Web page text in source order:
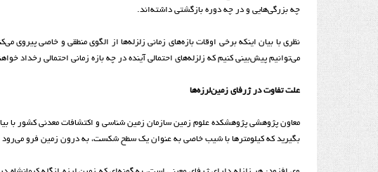
چه بزرگی‌هایی و در چه دوره بازگشتی داشته‌اند.
نظری با بیان اینکه برخی اوقات بازه‌های زمانی زلزله‌ها از الگوی منطقی و خاصی پیروی
می‌توانیم پیش‌بینی کنیم که زلزله‌های احتمالی آینده در چه بازه زمانی احتمالی رخداد
علت تفاوت در ژرفای زمین‌لرزه‌ها
معاون پژوهشی پژوهشکده علوم زمین سازمان زمین شناسی و اکتشافات معدنی کشور با
بگیرید که کیلومتر‌ها با شیب خاصی به عنوان یک سطح شکست، به درون زمین فرو